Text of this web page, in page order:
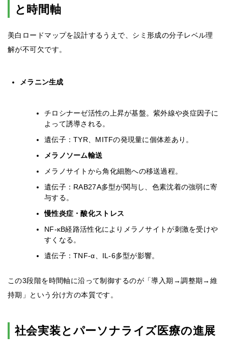
と時間軸
美白ロードマップを設計するうえで、シミ形成の分子レベル理
解が不可欠です。
メラニン生成
チロシナーゼ活性の上昇が基盤。紫外線や炎症因子に
よって誘導される。
遺伝子：TYR、MITFの発現量に個体差あり。
メラノソーム輸送
メラノサイトから角化細胞への移送過程。
遺伝子：RAB27A多型が関与し、色素沈着の強弱に寄
与する。
慢性炎症・酸化ストレス
NF-κB経路活性化によりメラノサイトが刺激を受けや
すくなる。
遺伝子：TNF-α、IL-6多型が影響。
この3段階を時間軸に沿って制御するのが「導入期→調整期→維
持期」という分け方の本質です。
社会実装とパーソナライズ医療の進展